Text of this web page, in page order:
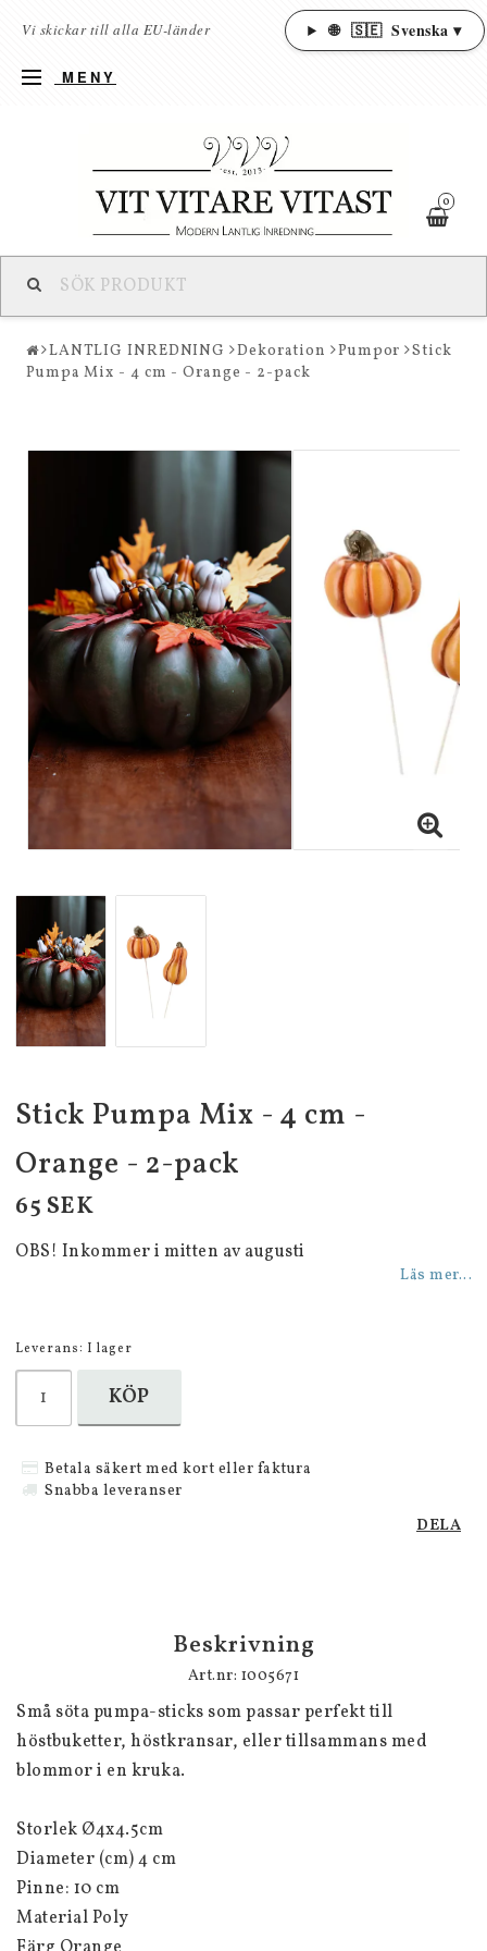
Vi skickar till alla EU-länder 🌐 🇸🇪 Svenska ▾
MENY
0
LANTLIG INREDNING Dekoration Pumpor
Stick
Pumpa Mix - 4 cm - Orange - 2-pack
Stick Pumpa Mix - 4 cm -
Orange - 2-pack
65 SEK
OBS! Inkommer i mitten av augusti
Läs mer...
Leverans: I lager
KÖP
Betala säkert med kort eller faktura
Snabba leveranser
DELA
Beskrivning
Art.nr: 1005671
Små söta pumpa-sticks som passar perfekt till
höstbuketter, höstkransar, eller tillsammans med
blommor i en kruka.
Storlek Ø4x4.5cm
Diameter (cm) 4 cm
Pinne: 10 cm
Material Poly